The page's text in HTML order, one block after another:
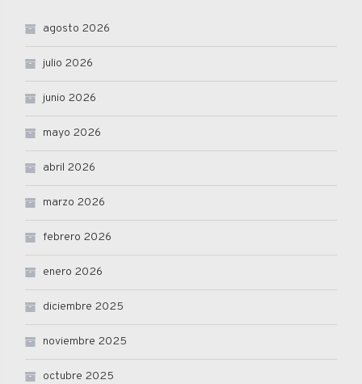
agosto 2026
julio 2026
junio 2026
mayo 2026
abril 2026
marzo 2026
febrero 2026
enero 2026
diciembre 2025
noviembre 2025
octubre 2025